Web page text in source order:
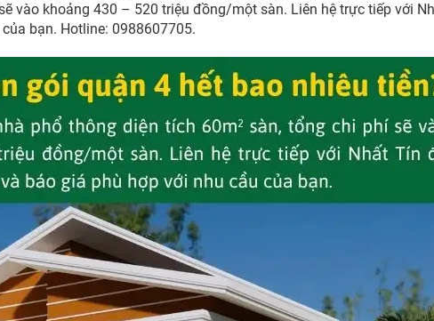
vào khoảng 430 – 520 triệu đồng/một sàn. Liên hệ trực tiếp với
bạn. Hotline: 0988607705.